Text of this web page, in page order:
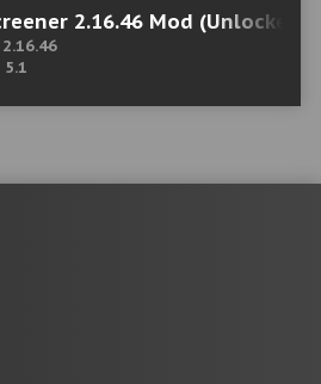
2.16.46 Mod (Unlocked)